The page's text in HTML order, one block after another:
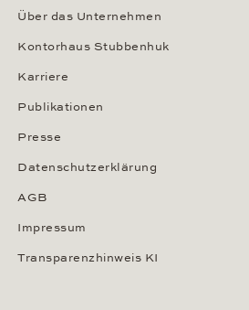
Über das Unternehmen
Kontorhaus Stubbenhuk
Karriere
Publikationen
Presse
Datenschutzerklärung
AGB
Impressum
Transparenzhinweis KI